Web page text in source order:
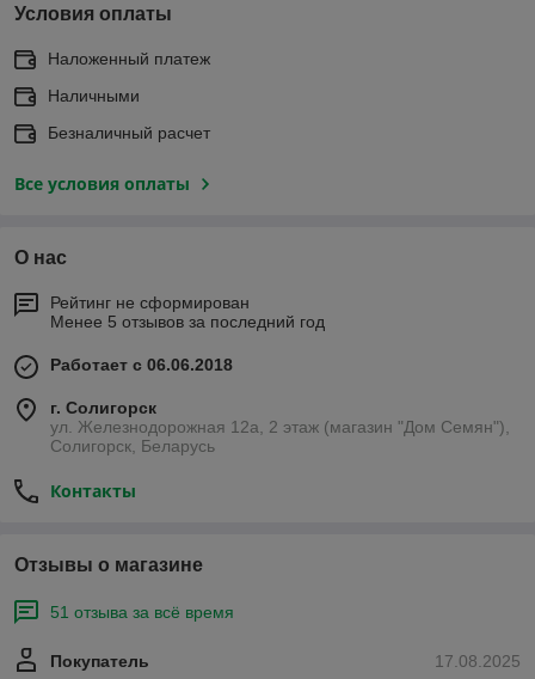
Условия оплаты
Наложенный платеж
Наличными
Безналичный расчет
Все условия оплаты
О нас
Рейтинг не сформирован
Менее 5 отзывов за последний год
Работает с 06.06.2018
г. Солигорск
ул. Железнодорожная 12а, 2 этаж (магазин "Дом Семян"),
Солигорск, Беларусь
Контакты
Отзывы о магазине
51 отзыва за всё время
17.08.2025
Покупатель